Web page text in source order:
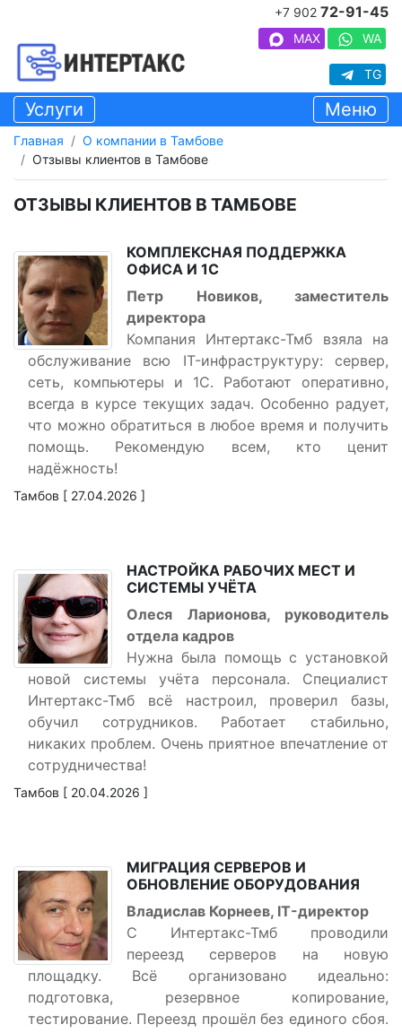
+7 902 72-91-45
MAX WA
TG
Услуги Меню
Главная
О компании в Тамбове
Отзывы клиентов в Тамбове
ОТЗЫВЫ КЛИЕНТОВ В ТАМБОВЕ
КОМПЛЕКСНАЯ ПОДДЕРЖКА
ОФИСА И 1С
Петр Новиков, заместитель
директора
Компания Интертакс-Тмб взяла на
обслуживание всю IT-инфраструктуру: сервер,
сеть, компьютеры и 1С. Работают оперативно,
всегда в курсе текущих задач. Особенно радует,
что можно обратиться в любое время и получить
помощь. Рекомендую всем, кто ценит
надёжность!
Тамбов [ 27.04.2026 ]
НАСТРОЙКА РАБОЧИХ МЕСТ И
СИСТЕМЫ УЧЁТА
Олеся Ларионова, руководитель
отдела кадров
Нужна была помощь с установкой
новой системы учёта персонала. Специалист
Интертакс-Тмб всё настроил, проверил базы,
обучил сотрудников. Работает стабильно,
никаких проблем. Очень приятное впечатление от
сотрудничества!
Тамбов [ 20.04.2026 ]
МИГРАЦИЯ СЕРВЕРОВ И
ОБНОВЛЕНИЕ ОБОРУДОВАНИЯ
Владислав Корнеев, IT-директор
С Интертакс-Тмб проводили
переезд серверов на новую
площадку. Всё организовано идеально:
подготовка, резервное копирование,
тестирование. Переезд прошёл без единого сбоя.